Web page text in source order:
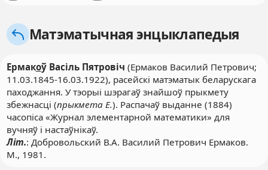
Матэматычная энцыклапедыя
Ермакоў Васіль Пятровіч (Ермаков Василий Петрович;
11.03.1845-16.03.1922), расейскі матэматык беларускага
паходжання. У тэорыі шэрагаў знайшоў прыкмету
збежнасці (прыкмета Е.). Распачаў выданне (1884)
часопіса «Журнал элементарной математики» для
вучняў і настаўнікаў.
Літ.: Добровольский В.А. Василий Петрович Ермаков.
М., 1981.